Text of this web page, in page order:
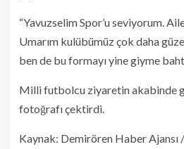
“Yavuzselim Spor’u seviyorum.
Umarım kulübümüz çok daha
ben de bu formayı yine giyme
Milli futbolcu ziyaretin akabinde
fotoğrafı çektirdi.
Kaynak: Demirören Haber Ajansı